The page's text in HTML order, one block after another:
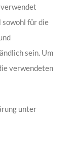
für die
sein. Um
verwendeten
unter